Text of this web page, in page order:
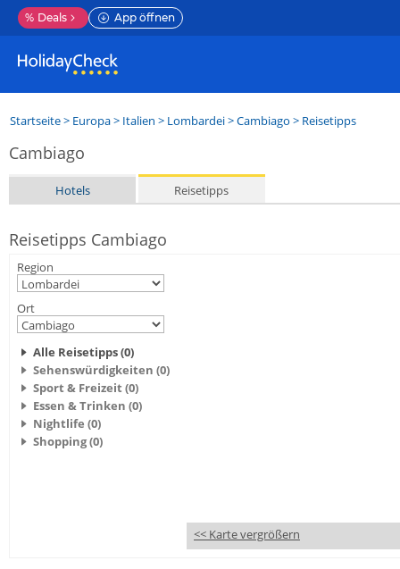
% Deals App öffnen
Startseite> Europa> Italien > Lombardei>Cambiago > Reisetipps
Cambiago
Hotels Reisetipps
Reisetipps Cambiago
Region
Ort
Alle Reisetipps (0)
Sehenswürdigkeiten (0)
Sport & Freizeit (0)
Essen & Trinken (0)
Nightlife (0)
Shopping (0)
<< Karte vergrößern